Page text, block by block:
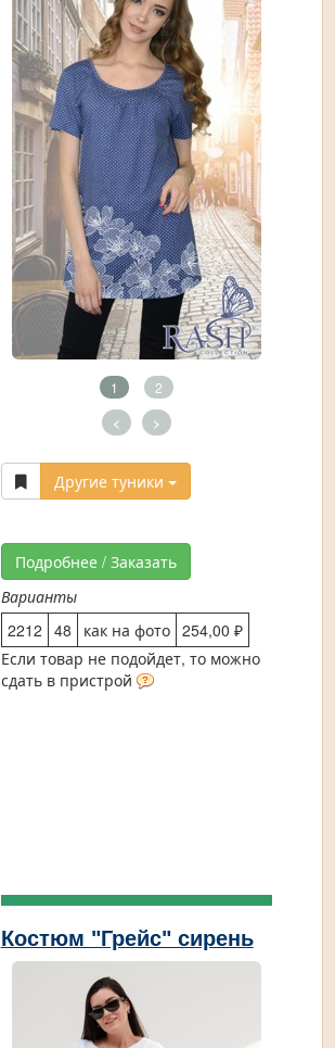
1 2
< >
Другие туники
Подробнее / Заказать
Варианты
2212 48 как на фото 254,00 ₽
Если товар не подойдет, то можно
сдать в пристрой
Костюм "Грейс" сирень